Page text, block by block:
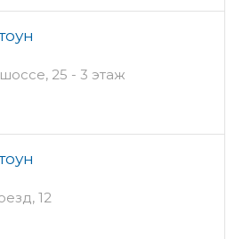
25 - 3 этаж
12